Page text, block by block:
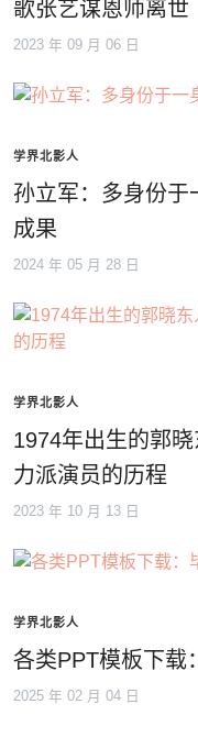
歌张艺谋恩师离世
2023 年 09 月 06 日
学界北影人
孙立军：多身份于
成果
2024 年 05 月 28 日
学界北影人
1974年出生的郭
力派演员的历程
2023 年 10 月 13 日
学界北影人
各类PPT模板下载
2025 年 02 月 04 日